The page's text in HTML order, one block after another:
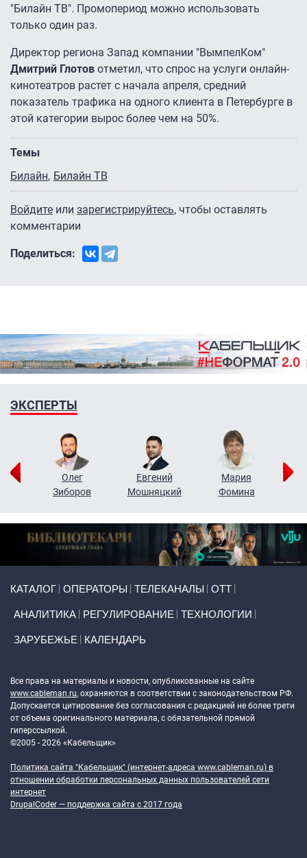
"Билайн ТВ". Промопериод можно использовать
только один раз.
Директор региона Запад компании "ВымпелКом"
Дмитрий Глотов отметил, что спрос на услуги онлайн-
кинотеатров растет с начала апреля, средний
показатель трафика на одного клиента в Петербурге в
этой категории вырос более чем на 50%.
Темы
Билайн Билайн ТВ
Войдите или зарегистрируйтесь, чтобы оставлять
комментарии
Поделиться:
ЭКСПЕРТЫ
Олег
Зиборов
Евгений
Мошняцкий
Мария
Фомина
КАТАЛОГ ОПЕРАТОРЫ ТЕЛЕКАНАЛЫ ОТТ
АНАЛИТИКА РЕГУЛИРОВАНИЕ ТЕХНОЛОГИИ
ЗАРУБЕЖЬЕ КАЛЕНДАРЬ
Все права на материалы и новости, опубликованные на сайте
www.cableman.ru, охраняются в соответствии с законодательством РФ.
Допускается цитирование без согласования с редакцией не более трети
от объема оригинального материала, с обязательной прямой
гиперссылкой.
©2005 - 2026 «Кабельщик»
Политика сайта "Кабельщик" (интернет-адреса www.cableman.ru) в
отношении обработки персональных данных пользователей сети
интернет
DrupalCoder — поддержка сайта c 2017 года